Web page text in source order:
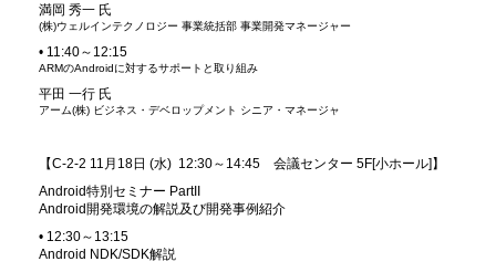
満岡 秀一 氏
(株)ウェルインテクノロジー 事業統括部 事業開発マネージャー
• 11:40～12:15
ARMのAndroidに対するサポートと取り組み
平田 一行 氏
アーム(株) ビジネス・デベロップメント シニア・マネージャ
【C-2-2 11月18日 (水) 12:30～14:45 会議センター 5F[小ホール]】
Android特別セミナー PartII
Android開発環境の解説及び開発事例紹介
• 12:30～13:15
Android NDK/SDK解説